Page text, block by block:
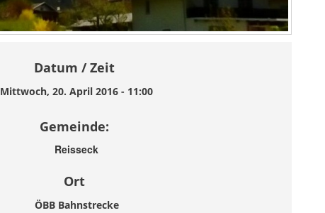
Datum / Zeit
Mittwoch, 20. April 2016 - 11:00
Gemeinde:
Reisseck
Ort
ÖBB Bahnstrecke